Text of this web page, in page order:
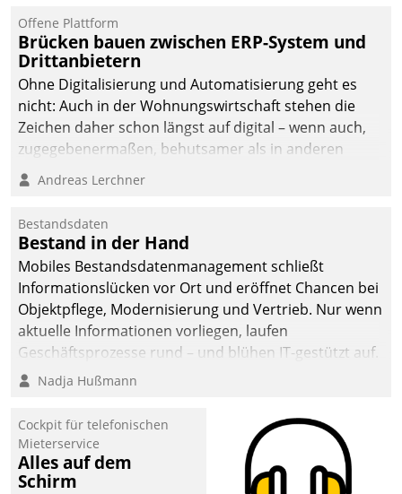
Offene Plattform
Brücken bauen zwischen ERP-System und
Drittanbietern
Ohne Digitalisierung und Automatisierung geht es
nicht: Auch in der Wohnungswirtschaft stehen die
Zeichen daher schon längst auf digital – wenn auch,
zugegebenermaßen, behutsamer als in anderen
Branchen.
Andreas Lerchner
Bestandsdaten
Bestand in der Hand
Mobiles Bestandsdatenmanagement schließt
Informationslücken vor Ort und eröffnet Chancen bei
Objektpflege, Modernisierung und Vertrieb. Nur wenn
aktuelle Informationen vorliegen, laufen
Geschäftsprozesse rund – und blühen IT-gestützt auf.
Nadja Hußmann
Cockpit für telefonischen
Mieterservice
Alles auf dem
Schirm